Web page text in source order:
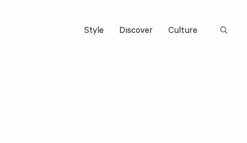
Style Discover Culture